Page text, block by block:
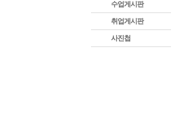
수업게시판
취업게시판
사진첩